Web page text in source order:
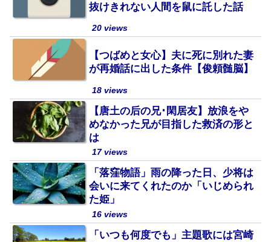
抜けきれない人間を鼠に託した話
20 views
【つばめと女心】夫に死に別れた妻
が再婚話に出した条件【俊頼髄脳】
18 views
【唐土の后の兄･閑居友】放浪をや
めなかった兄が目指した救済の形と
は
17 views
「落窪物語」雨の降った日、少将は
会いに来てくれたのか「いじめられ
た姫」
16 views
「いつも何度でも」主題歌には宮崎